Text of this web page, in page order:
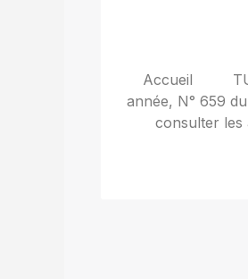
Accueil
année, N° 659
consulter les